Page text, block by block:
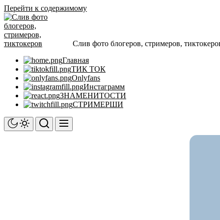
Перейти к содержимому
Слив фото блогеров, стримеров,
Главная
ТИК ТОК
Onlyfans
Инстаграмм
ЗНАМЕНИТОСТИ
СТРИМЕРШИ